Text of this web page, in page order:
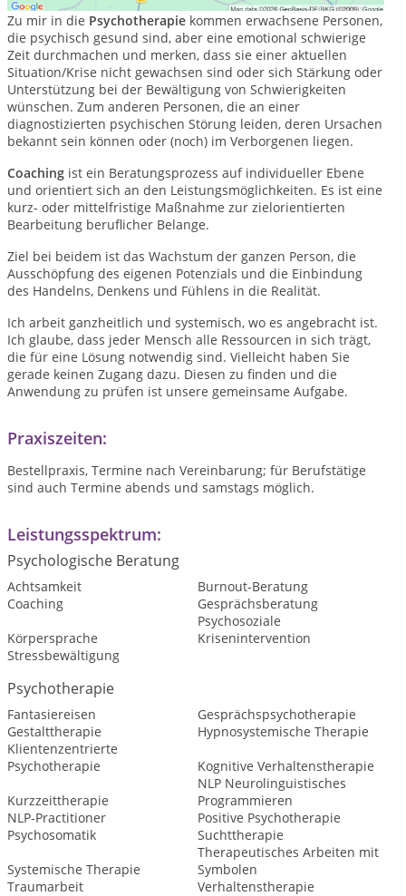
Zu mir in die Psychotherapie kommen erwachsene Personen,
die psychisch gesund sind, aber eine emotional schwierige
Zeit durchmachen und merken, dass sie einer aktuellen
Situation/Krise nicht gewachsen sind oder sich Stärkung oder
Unterstützung bei der Bewältigung von Schwierigkeiten
wünschen. Zum anderen Personen, die an einer
diagnostizierten psychischen Störung leiden, deren Ursachen
bekannt sein können oder (noch) im Verborgenen liegen.
Coaching ist ein Beratungsprozess auf individueller Ebene
und orientiert sich an den Leistungsmöglichkeiten. Es ist eine
kurz- oder mittelfristige Maßnahme zur zielorientierten
Bearbeitung beruflicher Belange.
Ziel bei beidem ist das Wachstum der ganzen Person, die
Ausschöpfung des eigenen Potenzials und die Einbindung
des Handelns, Denkens und Fühlens in die Realität.
Ich arbeit ganzheitlich und systemisch, wo es angebracht ist.
Ich glaube, dass jeder Mensch alle Ressourcen in sich trägt,
die für eine Lösung notwendig sind. Vielleicht haben Sie
gerade keinen Zugang dazu. Diesen zu finden und die
Anwendung zu prüfen ist unsere gemeinsame Aufgabe.
Praxiszeiten:
Bestellpraxis, Termine nach Vereinbarung; für Berufstätige
sind auch Termine abends und samstags möglich.
Leistungsspektrum:
Psychologische Beratung
Achtsamkeit
Burnout-Beratung
Coaching
Gesprächsberatung
Körpersprache
Psychosoziale
Krisenintervention
Stressbewältigung
Psychotherapie
Fantasiereisen
Gesprächspsychotherapie
Gestalttherapie
Hypnosystemische Therapie
Klientenzentrierte
Psychotherapie
Kognitive Verhaltenstherapie
Kurzzeittherapie
NLP Neurolinguistisches
Programmieren
NLP-Practitioner
Positive Psychotherapie
Psychosomatik
Suchttherapie
Systemische Therapie
Therapeutisches Arbeiten mit
Symbolen
Traumarbeit
Verhaltenstherapie